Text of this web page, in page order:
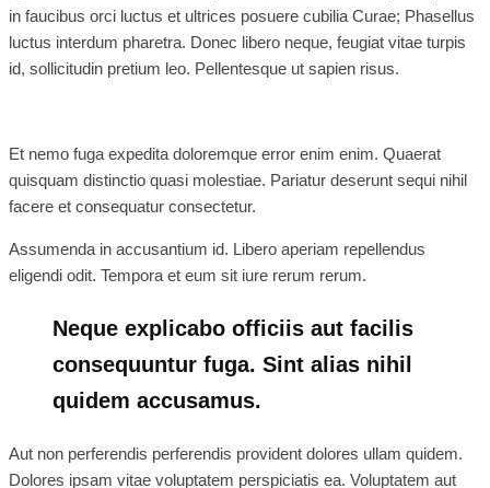
in faucibus orci luctus et ultrices posuere cubilia Curae; Phasellus
luctus interdum pharetra. Donec libero neque, feugiat vitae turpis
id, sollicitudin pretium leo. Pellentesque ut sapien risus.
Et nemo fuga expedita doloremque error enim enim. Quaerat
quisquam distinctio quasi molestiae. Pariatur deserunt sequi nihil
facere et consequatur consectetur.
Assumenda in accusantium id. Libero aperiam repellendus
eligendi odit. Tempora et eum sit iure rerum rerum.
Neque explicabo officiis aut facilis
consequuntur fuga. Sint alias nihil
quidem accusamus.
Aut non perferendis perferendis provident dolores ullam quidem.
Dolores ipsam vitae voluptatem perspiciatis ea. Voluptatem aut